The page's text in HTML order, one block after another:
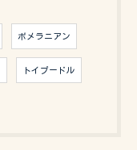
ポメラニアン
トイプードル